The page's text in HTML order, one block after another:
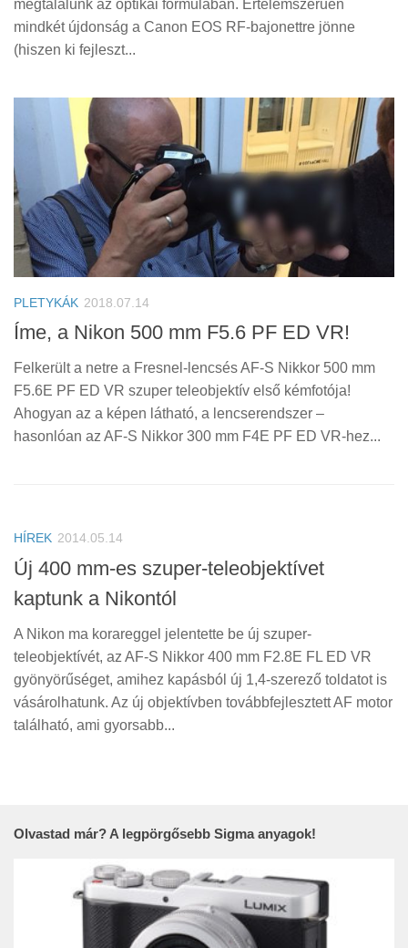
megtalálunk az optikai formulában. Értelemszerűen
mindkét újdonság a Canon EOS RF-bajonettre jönne
(hiszen ki fejleszt...
PLETYKÁK 2018.07.14
Íme, a Nikon 500 mm F5.6 PF ED VR!
Felkerült a netre a Fresnel-lencsés AF-S Nikkor 500 mm
F5.6E PF ED VR szuper teleobjektív első kémfotója!
Ahogyan az a képen látható, a lencserendszer –
hasonlóan az AF-S Nikkor 300 mm F4E PF ED VR-hez...
HÍREK 2014.05.14
Új 400 mm-es szuper-teleobjektívet
kaptunk a Nikontól
A Nikon ma korareggel jelentette be új szuper-
teleobjektívét, az AF-S Nikkor 400 mm F2.8E FL ED VR
gyönyörűséget, amihez kapásból új 1,4-szerező toldatot is
vásárolhatunk. Az új objektívben továbbfejlesztett AF motor
található, ami gyorsabb...
Olvastad már? A legpörgősebb Sigma anyagok!